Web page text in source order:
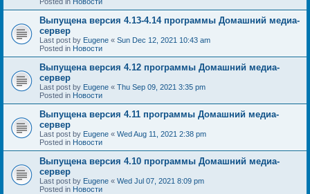
Выпущена версия 4.13-4.14 программы Домашний медиа-
сервер
Last post by Eugene « Sun Dec 12, 2021 10:43 am
Posted in Новости
Выпущена версия 4.12 программы Домашний медиа-
сервер
Last post by Eugene « Thu Sep 09, 2021 3:35 pm
Posted in Новости
Выпущена версия 4.11 программы Домашний медиа-
сервер
Last post by Eugene « Wed Aug 11, 2021 2:38 pm
Posted in Новости
Выпущена версия 4.10 программы Домашний медиа-
сервер
Last post by Eugene « Wed Jul 07, 2021 8:09 pm
Posted in Новости